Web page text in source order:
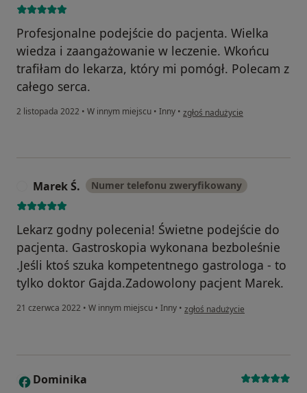
Profesjonalne podejście do pacjenta. Wielka
wiedza i zaangażowanie w leczenie. Wkońcu
trafiłam do lekarza, który mi pomógł. Polecam z
całego serca.
2 listopada 2022 • W innym miejscu • Inny • w opinii użytkownika Dominika
zgłoś nadużycie
Marek Ś. Numer telefonu zweryfikowany
Lekarz godny polecenia! Świetne podejście do
pacjenta. Gastroskopia wykonana bezboleśnie
.Jeśli ktoś szuka kompetentnego gastrologa - to
tylko doktor Gajda.Zadowolony pacjent Marek.
21 czerwca 2022 • W innym miejscu • Inny • w opinii użytkownika Marek Ś.
zgłoś nadużycie
D Dominika